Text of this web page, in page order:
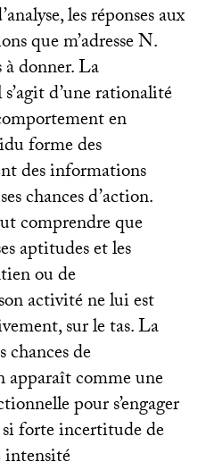
les réponses aux
que m’adresse N.
donner. La
d’une rationalité
en
forme des
des informations
chances d’action.
comprendre que
aptitudes et les
ou de
activité ne lui est
sur le tas. La
chances de
apparaît comme une
pour s’engager
forte incertitude de
intensité